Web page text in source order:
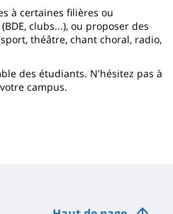
à certaines filières ou
clubs...), ou proposer des
théâtre, chant choral, radio,
des étudiants. N'hésitez pas à
campus.